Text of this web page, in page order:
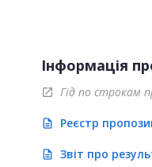
Інформація
open_in_new Гід по строкам
description Реєстр
description Звіт про